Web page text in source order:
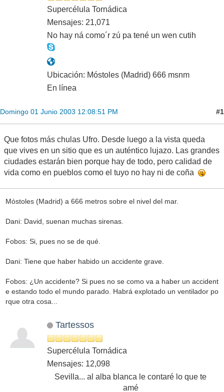
Supercélula Tornádica
Mensajes: 21,071
No hay ná como´r zú pa tené un wen cutih
Ubicación: Móstoles (Madrid) 666 msnm
En línea
Domingo 01 Junio 2003 12:08:51 PM #1
Que fotos más chulas Ufro. Desde luego a la vista queda
que vives en un sitio que es un auténtico lujazo. Las grandes
ciudades estarán bien porque hay de todo, pero calidad de
vida como en pueblos como el tuyo no hay ni de coña
Móstoles (Madrid) a 666 metros sobre el nivel del mar.
Dani: David, suenan muchas sirenas.
Fobos: Si, pues no se de qué.
Dani: Tiene que haber habido un accidente grave.
Fobos: ¿Un accidente? Si pues no se como va a haber un accident
e estando todo el mundo parado. Habrá explotado un ventilador po
rque otra cosa...
Tartessos
Supercélula Tornádica
Mensajes: 12,098
Sevilla... al alba blanca le contaré lo que te
amé